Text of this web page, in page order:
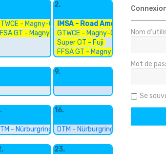
- Magny-Cours 1
GT - Magny-Cours 1
2.
IMSA - Road America
GTWCE - Magny-Cours 2
Super GT - Fuji
FFSA GT - Magny-Cours 2
9.
- Nürburgring 1
16.
DTM - Nürburgring 2
23.
Nom
Mot de
Se